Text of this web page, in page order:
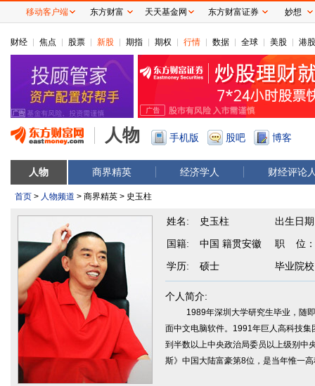
财经 焦点 股票 新股 期指 期权 行情 数据 全球 美股 港股
人物 手机版 股吧 博客
人物 商界精英 经济学人 财经评论
首页 > 人物频道 > 商界精英 > 史玉柱
姓名: 史玉柱 出生日
国籍: 中国 籍贯安徽 职 位：
学历: 硕士 毕业院
个人简介:
1989年深圳大学研究生毕业，随
面中文电脑软件。1991年巨人高科技
到半数以上中央政治局委员以上级别中
斯》中国大陆富豪第8位，是当年惟一
移动客户端 东方财富 天天基金网 东方财富证券 妙想